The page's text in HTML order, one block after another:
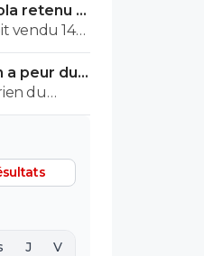
ces
pouvez
se
d
goût et
ses gros
retenu à
vendu 140
prix faiblard
a peur du
du
200 des
J V